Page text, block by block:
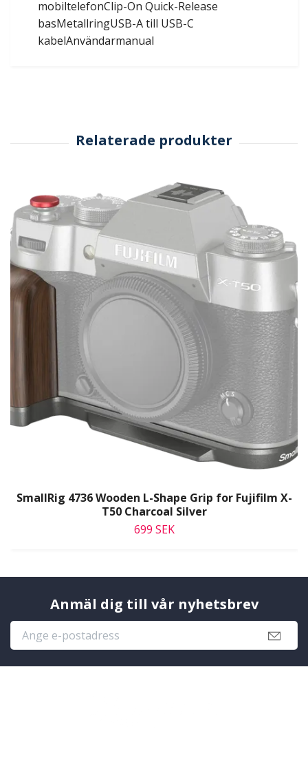
mobiltelefonClip-On Quick-Release
basMetallringUSB-A till USB-C
kabelAnvändarmanual
SmallRig 4736 Wooden L-Shape Grip for Fujifilm X-
T50 Charcoal Silver
699 SEK
Anmäl dig till vår nyhetsbrev